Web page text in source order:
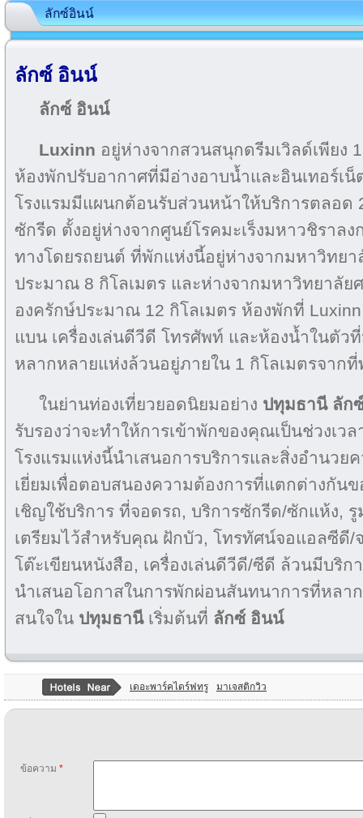
ลักซ์อินน์
ลักซ์ อินน์
ลักซ์ อินน์
Luxinn อยู่ห่างจากสวนสนุกดรีมเวิลด์เพียง
ห้องพักปรับอากาศที่มีอ่างอาบน้ำและอินเทอร์เน็
โรงแรมมีแผนกต้อนรับส่วนหน้าให้บริการตลอด
ซักรีด ตั้งอยู่ห่างจากศูนย์โรคมะเร็งมหาวชิราล
ทางโดยรถยนต์ ที่พักแห่งนี้อยู่ห่างจากมหาวิทย
ประมาณ 8 กิโลเมตร และห่างจากมหาวิทยาลัย
องครักษ์ประมาณ 12 กิโลเมตร ห้องพักที่
แบน เครื่องเล่นดีวีดี โทรศัพท์ และห้องน้ำในตัว
หลากหลายแห่งล้วนอยู่ภายใน 1 กิโลเมตรจาก
ในย่านท่องเที่ยวยอดนิยมอย่าง ปทุมธานี ลัก
รับรองว่าจะทำให้การเข้าพักของคุณเป็นช่วงเว
โรงแรมแห่งนี้นำเสนอการบริการและสิ่งอำนวย
เยี่ยมเพื่อตอบสนองความต้องการที่แตกต่างกันข
เชิญใช้บริการ ที่จอดรถ, บริการซักรีด/ซักแห้ง, รู
เตรียมไว้สำหรับคุณ ฝักบัว, โทรทัศน์จอแอลซีดี/
โต๊ะเขียนหนังสือ, เครื่องเล่นดีวีดี/ซีดี ล้วนมีบริก
นำเสนอโอกาสในการพักผ่อนสันทนาการที่หลา
สนใจใน ปทุมธานีเริ่มต้นที่ ลักซ์ อินน์
เดอะพาร์คไดร์ฟทรู มาเจสติกวิว
ข้อความ *